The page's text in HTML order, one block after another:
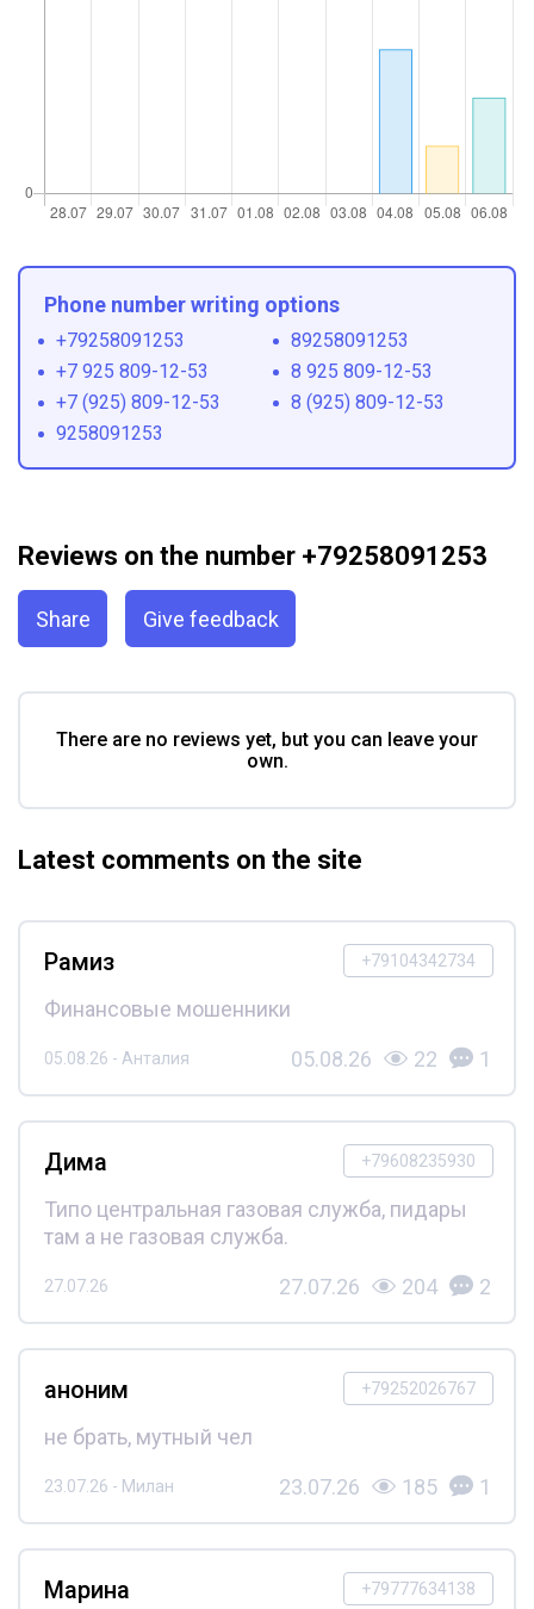
Phone number writing options
+79258091253
89258091253
+7 925 809-12-53
8 925 809-12-53
+7 (925) 809-12-53
8 (925) 809-12-53
9258091253
Reviews on the number +79258091253
Share Give feedback
There are no reviews yet, but you can leave your
own.
Latest comments on the site
+79104342734
Рамиз
Финансовые мошенники
05.08.26 - Анталия 05.08.26 22 1
+79608235930
Дима
Типо центральная газовая служба, пидары
там а не газовая служба.
27.07.26 27.07.26 204 2
+79252026767
аноним
не брать, мутный чел
23.07.26 - Милан 23.07.26 185 1
+79777634138
Марина